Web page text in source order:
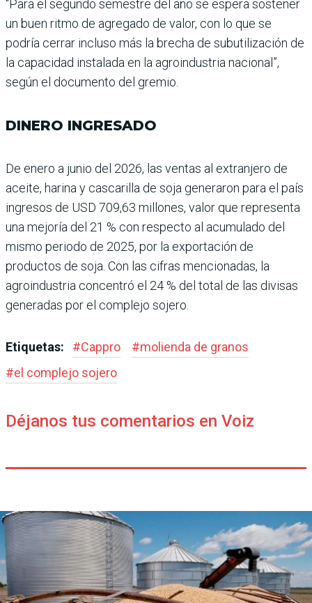
“Para el segundo semestre del año se espera sostener
un buen ritmo de agregado de valor, con lo que se
podría cerrar incluso más la brecha de subutilización de
la capa­cidad instalada en la agroin­dustria nacional”,
según el documento del gremio.
DINERO INGRESADO
De enero a junio del 2026, las ventas al extranjero de
aceite, harina y cascarilla de soja generaron para el país
ingresos de USD 709,63 millones, valor que repre­senta
una mejoría del 21 % con respecto al acumu­lado del
mismo periodo de 2025, por la exportación de
productos de soja. Con las cifras mencionadas, la
agroindustria concentró el 24 % del total de las divisas
generadas por el complejo sojero.
Etiquetas: #Cappro #molienda de granos
#el complejo sojero
Déjanos tus comentarios en Voiz